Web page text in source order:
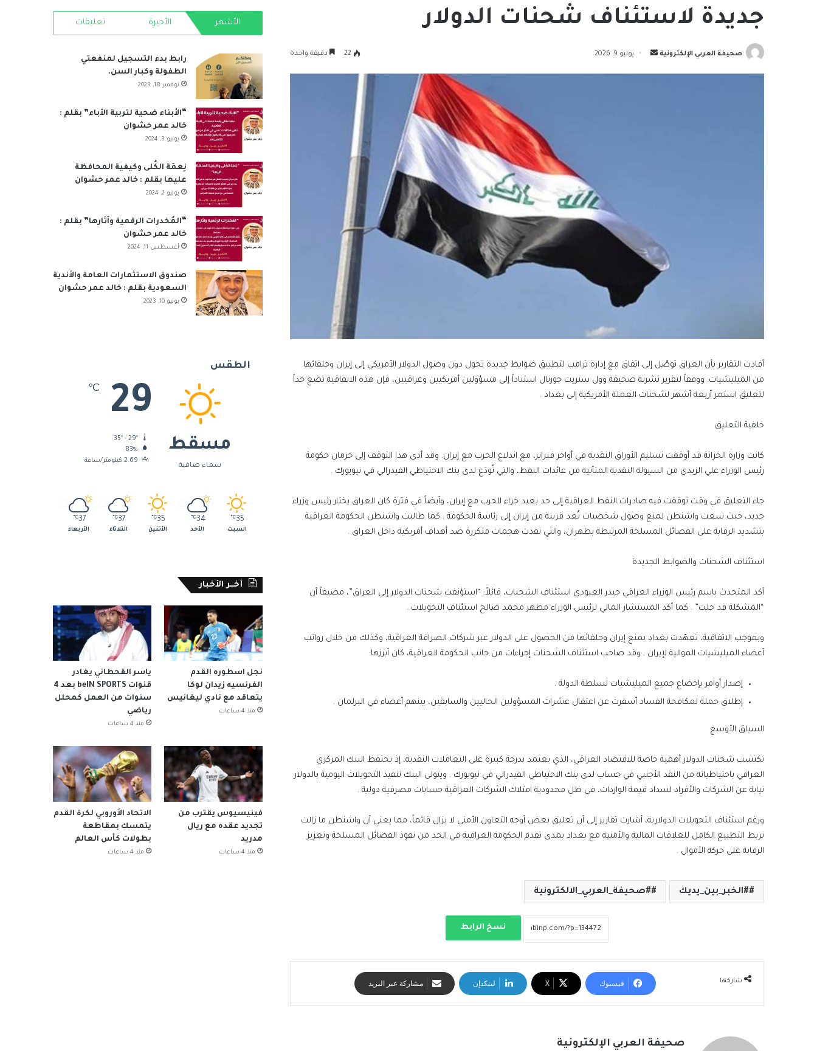
جديدة لاستئناف شحنات الدولار
صحيفة العربي الإلكترونية
أرسل يوليو 9, 2026 22 دقيقة واحدة
أفادت التقارير بأن العراق توصّل إلى اتفاق مع إدارة ترامب لتطبيق ضوابط جديدة تحول دون وصول الدولار الأمريكي إلى إيران وحلفائها
من الميليشيات. ووفقاً لتقرير نشرته صحيفة وول ستريت جورنال استناداً إلى مسؤولين أمريكيين وعراقيين، فإن هذه الاتفاقية تضع حداً
لتعليق استمر أربعة أشهر لشحنات العملة الأمريكية إلى بغداد .
خلفية التعليق
كانت وزارة الخزانة قد أوقفت تسليم الأوراق النقدية في أواخر فبراير، مع اندلاع الحرب مع إيران. وقد أدى هذا التوقف إلى حرمان حكومة
رئيس الوزراء علي الزيدي من السيولة النقدية المتأتية من عائدات النفط، والتي تُودَع لدى بنك الاحتياطي الفيدرالي في نيويورك .
جاء التعليق في وقت توقفت فيه صادرات النفط العراقية إلى حد بعيد جراء الحرب مع إيران، وأيضاً في فترة كان العراق يختار رئيس وزراء
جديد، حيث سعت واشنطن لمنع وصول شخصيات تُعد قريبة من إيران إلى رئاسة الحكومة . كما طالبت واشنطن الحكومة العراقية
بتشديد الرقابة على الفصائل المسلحة المرتبطة بطهران، والتي نفذت هجمات متكررة ضد أهداف أمريكية داخل العراق .
استئناف الشحنات والضوابط الجديدة
أكد المتحدث باسم رئيس الوزراء العراقي حيدر العبودي استئناف الشحنات، قائلاً: “استؤنفت شحنات الدولار إلى العراق”، مضيفاً أن
“المشكلة قد حلت” . كما أكد المستشار المالي لرئيس الوزراء مظهر محمد صالح استئناف التحويلات .
وبموجب الاتفاقية، تعهّدت بغداد بمنع إيران وحلفائها من الحصول على الدولار عبر شركات الصرافة العراقية، وكذلك من خلال رواتب
أعضاء الميليشيات الموالية لإيران . وقد صاحب استئناف الشحنات إجراءات من جانب الحكومة العراقية، كان أبرزها:
إصدار أوامر بإخضاع جميع الميليشيات لسلطة الدولة .
إطلاق حملة لمكافحة الفساد أسفرت عن اعتقال عشرات المسؤولين الحاليين والسابقين، بينهم أعضاء في البرلمان .
السياق الأوسع
تكتسب شحنات الدولار أهمية خاصة للاقتصاد العراقي، الذي يعتمد بدرجة كبيرة على التعاملات النقدية، إذ يحتفظ البنك المركزي
العراقي باحتياطياته من النقد الأجنبي في حساب لدى بنك الاحتياطي الفيدرالي في نيويورك . ويتولى البنك تنفيذ التحويلات اليومية بالدولار
نيابة عن الشركات والأفراد لسداد قيمة الواردات، في ظل محدودية امتلاك الشركات العراقية حسابات مصرفية دولية .
ورغم استئناف التحويلات الدولارية، أشارت تقارير إلى أن تعليق بعض أوجه التعاون الأمني لا يزال قائماً، مما يعني أن واشنطن ما زالت
تربط التطبيع الكامل للعلاقات المالية والأمنية مع بغداد بمدى تقدم الحكومة العراقية في الحد من نفوذ الفصائل المسلحة وتعزيز
الرقابة على حركة الأموال .
#الخبر_بين_يديك #صحيفة_العربي_الالكترونية
نسخ الرابط
شاركها فيسبوك ‫X لينكدإن مشاركة عبر البريد
صحيفة العربي الإلكترونية
RSS
الأشهر الأخيرة تعليقات
رابط بدء التسجيل لمنفعتي
الطفولة وكبار السن.
نوفمبر 18, 2023
“الأبناء ضحية لتربية الآباء” بقلم :
خالد عمر حشوان
يونيو 3, 2024
نِعمَة الكُلى وكيفية المحافظة
عليها بقلم : خالد عمر حشوان
يوليو 2, 2024
“المُخدرات الرقمية وآثارها” بقلم :
خالد عمر حشوان
أغسطس 11, 2024
صندوق الاستثمارات العامة والأندية
السعودية بقلم : خالد عمر حشوان
يونيو 10, 2023
الطقس
مسقط
سماء صافية
29
℃
83%
2.69 كيلومتر/ساعة
35
℃
السبت
34
℃
الأحد
35
℃
الأثنين
37
℃
الثلاثاء
37
℃
الأربعاء
أخــر الأخبار
نجل اسطوره القدم
الفرنسيه زيدان لوكا
يتعاقد مع نادي ليغانيس
منذ 4 ساعات
ياسر القحطاني يغادر
قنوات beIN SPORTS بعد 4
سنوات من العمل كمحلل
رياضي
منذ 4 ساعات
فينيسيوس يقترب من
تجديد عقده مع ريال
مدريد
منذ 4 ساعات
الاتحاد الأوروبي لكرة القدم
يتمسك بمقاطعة
بطولات كأس العالم
منذ 4 ساعات